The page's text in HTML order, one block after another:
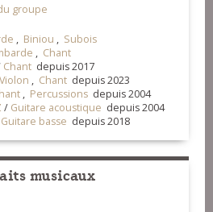
groupe
, Biniou , Subois
, Chant
Chant depuis 2017
Violon , Chant depuis 2023
, Percussions depuis 2004
/ Guitare acoustique depuis 2004
Guitare basse depuis 2018
musicaux